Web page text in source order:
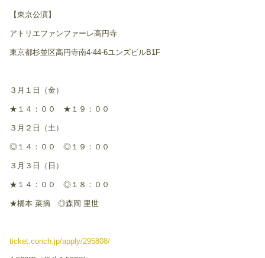
【東京公演】
​アトリエファンファーレ高円寺
東京都杉並区高円寺南4-44-6ユンズビルB1F
３月１日（金）
★１４：００ ★１９：００
３月２日（土）
◎１４：００ ◎１９：００
３月３日（日）
★１４：００ ◎１８：００
★橋本 菜摘 ◎森岡 里世
ticket.corich.jp/apply/295808/